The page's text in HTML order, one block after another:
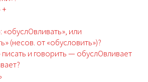
«обуслОвливать», или
(несов. от «обусловить»)?
и говорить — обуслОвливает